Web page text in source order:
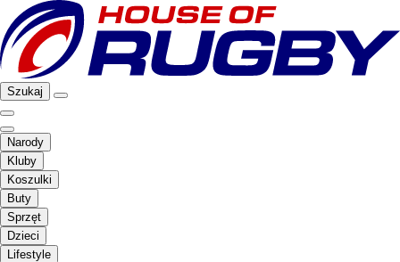
Szukaj
Narody
Kluby
Koszulki
Buty
Sprzęt
Dzieci
Lifestyle